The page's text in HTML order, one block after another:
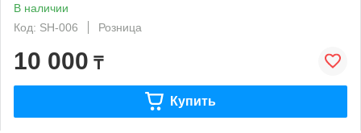
В наличии
Код: SH-006
Розница
10 000 ₸
Купить